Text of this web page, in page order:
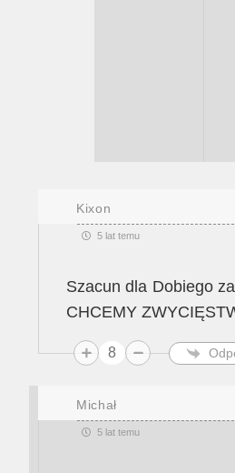
Kixon
5 lat temu
Szacun dla Dobiego
CHCEMY
8
Michał
5 lat temu